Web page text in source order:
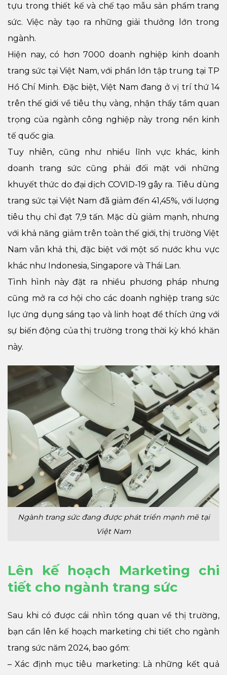
tựu trong thiết kế và chế tạo mẫu sản phẩm trang
sức. Việc này tạo ra những giải thưởng lớn trong
ngành.
Hiện nay, có hơn 7000 doanh nghiệp kinh doanh
trang sức tại Việt Nam, với phần lớn tập trung tại TP
Hồ Chí Minh. Đặc biệt, Việt Nam đang ở vị trí thứ 14
trên thế giới về tiêu thụ vàng, nhận thấy tầm quan
trọng của ngành công nghiệp này trong nền kinh
tế quốc gia.
Tuy nhiên, cũng như nhiều lĩnh vực khác, kinh
doanh trang sức cũng phải đối mặt với những
khuyết thức do đại dịch COVID-19 gây ra. Tiêu dùng
trang sức tại Việt Nam đã giảm đến 41,45%, với lượng
tiêu thụ chỉ đạt 7,9 tấn. Mặc dù giảm mạnh, nhưng
với khả năng giảm trên toàn thế giới, thị trường Việt
Nam vẫn khả thi, đặc biệt với một số nước khu vực
khác như Indonesia, Singapore và Thái Lan.
Tình hình này đặt ra nhiều phương pháp nhưng
cũng mở ra cơ hội cho các doanh nghiệp trang sức
lực ứng dụng sáng tạo và linh hoạt để thích ứng với
sự biến động của thị trường trong thời kỳ khó khăn
này.
Ngành trang sức đang được phát triển mạnh mẽ tại
Việt Nam
Lên kế hoạch Marketing chi
tiết cho ngành trang sức
Sau khi có được cái nhìn tổng quan về thị trường,
bạn cần lên kế hoạch marketing chi tiết cho ngành
trang sức năm 2024, bao gồm:
– Xác định mục tiêu marketing: Là những kết quả